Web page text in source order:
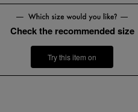
Check the recommended size
Try this item on